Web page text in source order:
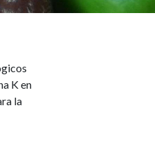
K en
la